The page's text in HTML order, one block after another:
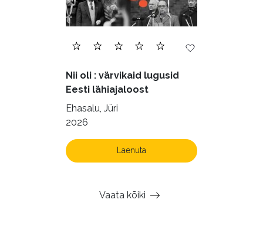
Nii oli : värvikaid lugusid
Eesti lähiajaloost
Ehasalu, Jüri
2026
Laenuta
Vaata kõiki